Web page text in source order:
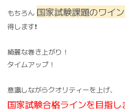
もちろん 国家試験課題のワイ
得します❗️
綺麗な巻き上がり！
タイムアップ！
意識しながらクオリティーを上げ、
国家試験合格ラインを目指